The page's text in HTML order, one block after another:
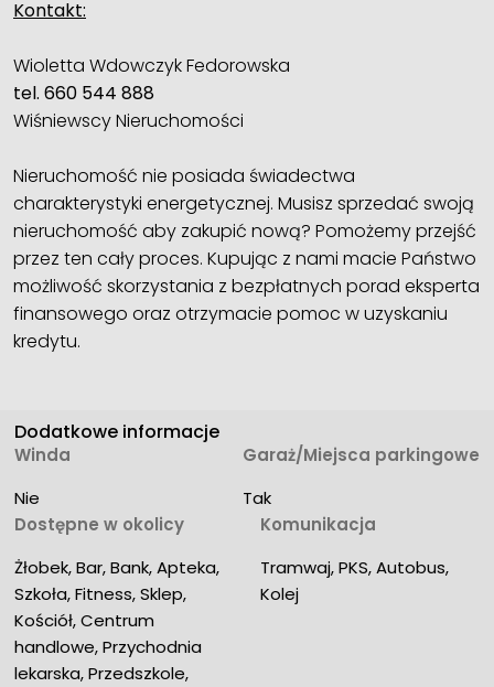
Kontakt:
Wioletta Wdowczyk Fedorowska
tel. 660 544 888
Wiśniewscy Nieruchomości
Nieruchomość nie posiada świadectwa
charakterystyki energetycznej. Musisz sprzedać swoją
nieruchomość aby zakupić nową? Pomożemy przejść
przez ten cały proces. Kupując z nami macie Państwo
możliwość skorzystania z bezpłatnych porad eksperta
finansowego oraz otrzymacie pomoc w uzyskaniu
kredytu.
Dodatkowe informacje
Winda
Nie
Garaż/Miejsca parkingowe
Tak
Dostępne w okolicy
Żłobek, Bar, Bank, Apteka,
Szkoła, Fitness, Sklep,
Kościół, Centrum
handlowe, Przychodnia
lekarska, Przedszkole,
Komunikacja
Tramwaj, PKS, Autobus,
Kolej